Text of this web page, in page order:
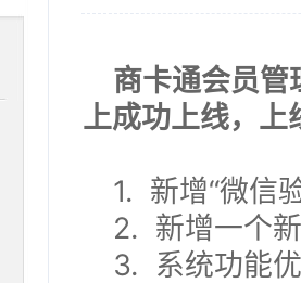
商卡通会员管
上成功上线，上
1. 新增“微信
2. 新增一个
3. 系统功能